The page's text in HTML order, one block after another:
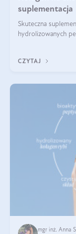
suplementacja
Skuteczna
hydrolizowanych
CZYTAJ
mgr inż. Anna